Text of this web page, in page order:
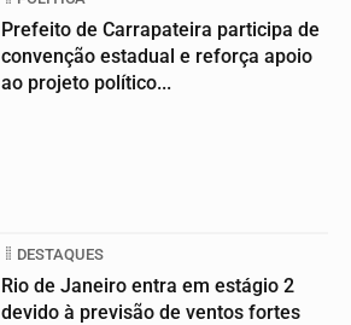
Prefeito de Carrapateira participa de
convenção estadual e reforça apoio
ao projeto político...
DESTAQUES
Rio de Janeiro entra em estágio 2
devido à previsão de ventos fortes